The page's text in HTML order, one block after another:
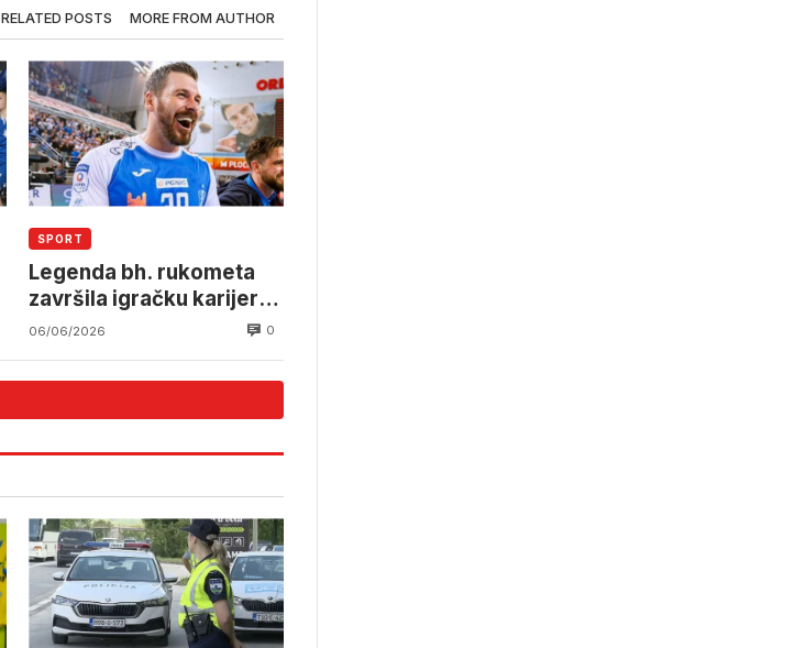
RELATED POSTS MORE FROM AUTHOR
SPORT
Legenda bh. rukometa
završila igračku karijeru,
ali ostaje u vrhunskom
06/06/2026 0